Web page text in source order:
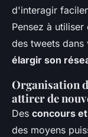
d'interagir
Pensez à
des tweets
élargir son
Organisation
attirer de
Des concours
des moyens